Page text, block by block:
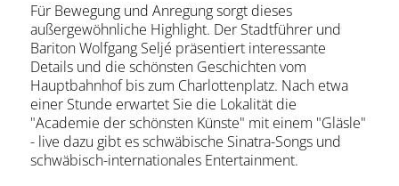
Für Bewegung und Anregung sorgt dieses
außergewöhnliche Highlight. Der Stadtführer und
Bariton Wolfgang Seljé präsentiert interessante
Details und die schönsten Geschichten vom
Hauptbahnhof bis zum Charlottenplatz. Nach etwa
einer Stunde erwartet Sie die Lokalität die
"Academie der schönsten Künste" mit einem "Gläsle"
- live dazu gibt es schwäbische Sinatra-Songs und
schwäbisch-internationales Entertainment.